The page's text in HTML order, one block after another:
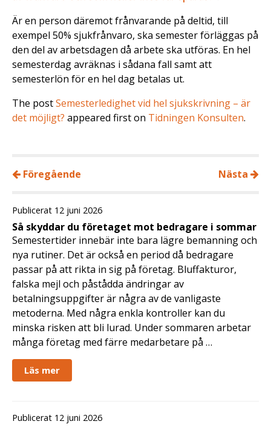
Är en person däremot frånvarande på deltid, till
exempel 50% sjukfrånvaro, ska semester förläggas på
den del av arbetsdagen då arbete ska utföras. En hel
semesterdag avräknas i sådana fall samt att
semesterlön för en hel dag betalas ut.
The postSemesterledighet vid hel sjukskrivning – är
det möjligt? appeared first on Tidningen Konsulten.
Föregående Nästa
Publicerat 12 juni 2026
Så skyddar du företaget mot bedragare i sommar
Semestertider innebär inte bara lägre bemanning och
nya rutiner. Det är också en period då bedragare
passar på att rikta in sig på företag. Bluffakturor,
falska mejl och påstådda ändringar av
betalningsuppgifter är några av de vanligaste
metoderna. Med några enkla kontroller kan du
minska risken att bli lurad. Under sommaren arbetar
många företag med färre medarbetare på …
Läs mer
Publicerat 12 juni 2026